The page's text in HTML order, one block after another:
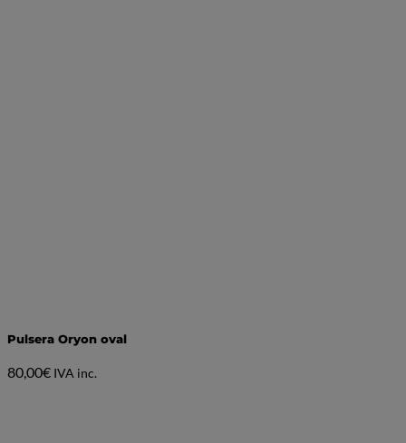
Pulsera Oryon oval
80,00€ IVA inc.